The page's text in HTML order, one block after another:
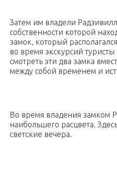
Затем им владели
собственности которой
замок, который
во время экскурсий туристы
смотреть эти два замка
между собой временем и
Во время владения замком
наибольшего расцвета.
светские вечера.